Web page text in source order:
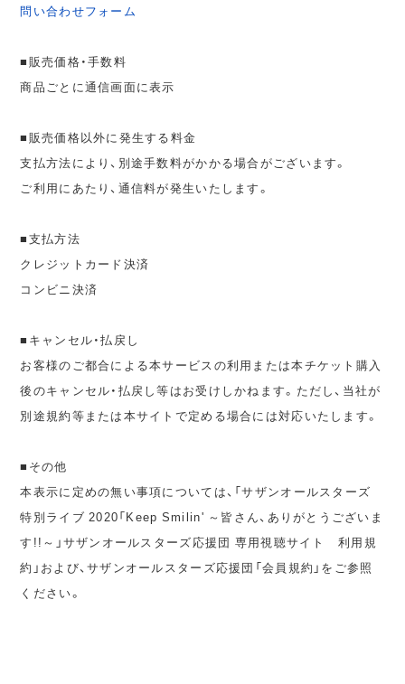
問い合わせフォーム
■販売価格・手数料
商品ごとに通信画面に表示
■販売価格以外に発生する料金
支払方法により、別途手数料がかかる場合がございます。
ご利用にあたり、通信料が発生いたします。
■支払方法
クレジットカード決済
コンビニ決済
■キャンセル・払戻し
お客様のご都合による本サービスの利用または本チケット購入
後のキャンセル・払戻し等はお受けしかねます。ただし、当社が
別途規約等または本サイトで定める場合には対応いたします。
■その他
本表示に定めの無い事項については、「サザンオールスターズ
特別ライブ 2020「Keep Smilin' ～皆さん、ありがとうございま
す!!～」サザンオールスターズ応援団 専用視聴サイト 利用規
約」および、サザンオールスターズ応援団「会員規約」をご参照
ください。